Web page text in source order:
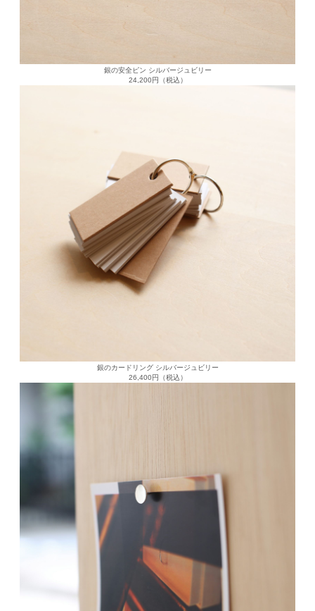
銀の安全ピン シルバージュビリー
24,200円（税込）
銀のカードリング シルバージュビリー
26,400円（税込）